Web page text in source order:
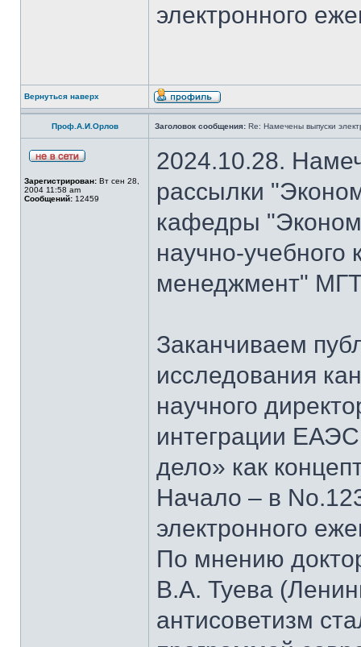
электронного
Вернуться наверх
Проф.А.И.Орлов Заголовок сообщения: Re: Намечены выпуски
Зарегистрирован: Вт сен 28,
2004 11:58 am
Сообщений: 12459
2024.10.28.
рассылки
кафедры
научно-
менеджмент"
Заканчиваем
исследования
научного
интеграции
дело» как
Начало – в
электронного
По мнению
В.А. Туева
антисоветизм